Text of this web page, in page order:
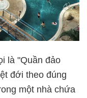
là "Quần đảo
đới theo đúng
một nhà chứa